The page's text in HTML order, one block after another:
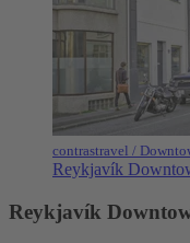
contrastravel /
Reykjavík
Reykjavík